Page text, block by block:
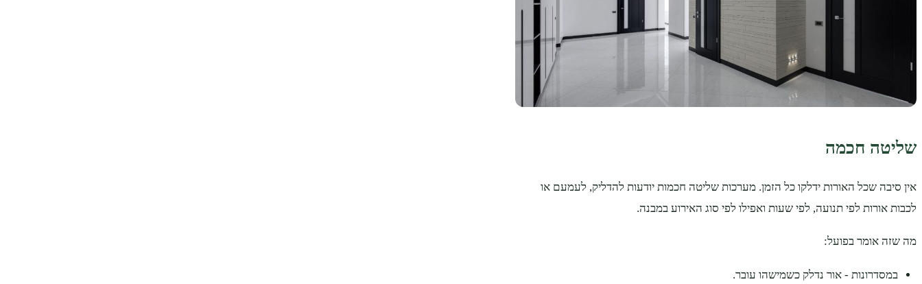
שליטה חכמה
אין סיבה שכל האורות ידלקו כל הזמן. מערכות שליטה חכמות יודעות להדליק, לעמעם או
לכבות אורות לפי תנועה, לפי שעות ואפילו לפי סוג האירוע במבנה.
מה שזה אומר בפועל:
במסדרונות - אור נדלק כשמישהו עובר.